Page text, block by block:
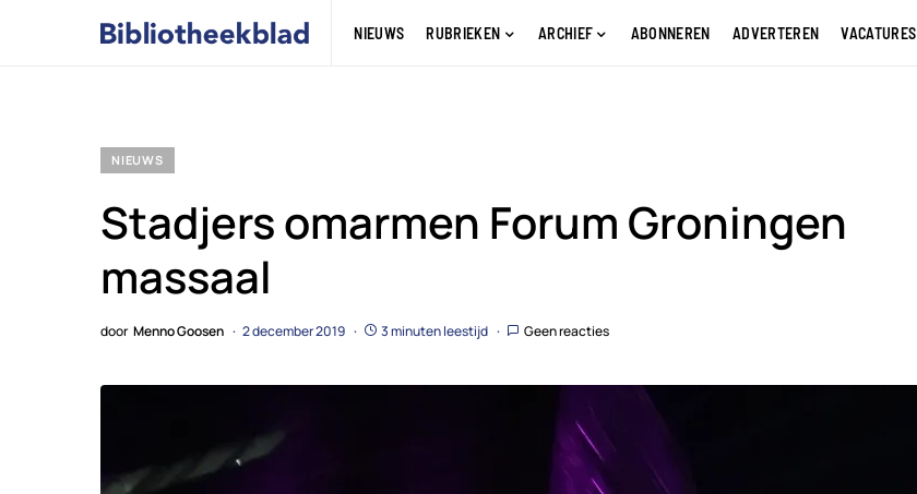
NIEUWS RUBRIEKEN ARCHIEF ABONNEREN ADVERTEREN VACATURES
NIEUWS
Stadjers omarmen Forum Groningen
massaal
door Menno Goosen 2 december 2019 3 minuten leestijd Geen reacties